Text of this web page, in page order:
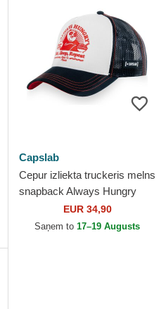
Capslab
Cepur izliekta truckeris melns
snapback Always Hungry
KFP TAKB Po Kung Fu
Panda no Capslab
EUR 34,90
Saņem to 17–19 Augusts